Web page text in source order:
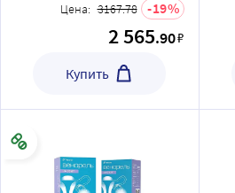
1680МГ со скидкой
Цена: 3167.78 19
2 565.90₽
Купить